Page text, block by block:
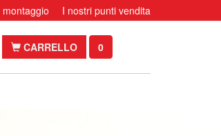
I nostri punti vendita
CARRELLO 0